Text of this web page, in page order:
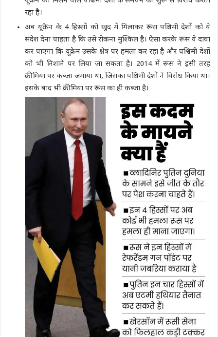
रहा है।
अब यूक्रेन के 4 हिस्सों को खुद में मिलाकर रूस पश्चिमी देशों को ये
संदेश देना चाहता है कि उसे रोकना मुश्किल है। ऐसा करके रूस ये दावा
कर पाएगा कि यूक्रेन उसके क्षेत्र पर हमला कर रहा है और पश्चिमी देशों
को भी निशाने पर लिया जा सकता है। 2014 में रूस ने इसी तरह
क्रीमिया पर कब्जा जमाया था, जिसका पश्चिमी देशों ने विरोध किया था।
इसके बाद भी क्रीमिया पर रूस का ही कब्जा है।